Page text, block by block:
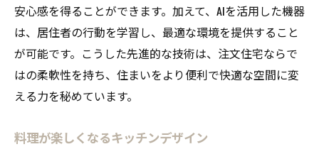
安心感を得ることができます。加えて、AIを活用した機器
は、居住者の行動を学習し、最適な環境を提供すること
が可能です。こうした先進的な技術は、注文住宅ならで
はの柔軟性を持ち、住まいをより便利で快適な空間に変
える力を秘めています。
料理が楽しくなるキッチンデザイン